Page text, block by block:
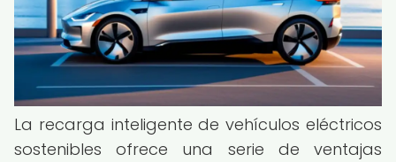
La recarga inteligente de vehículos eléctricos
sostenibles ofrece una serie de ventajas